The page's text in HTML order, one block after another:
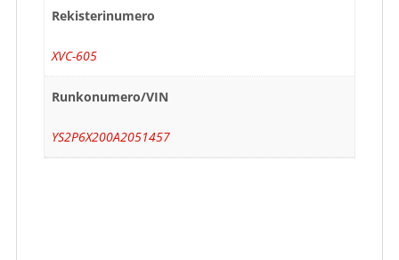
Rekisterinumero
XVC-605
Runkonumero/VIN
YS2P6X200A2051457